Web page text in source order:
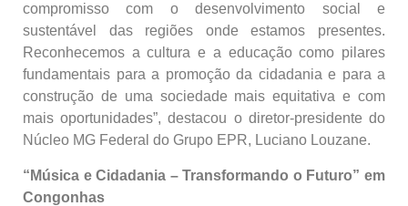
compromisso com o desenvolvimento social e
sustentável das regiões onde estamos presentes.
Reconhecemos a cultura e a educação como pilares
fundamentais para a promoção da cidadania e para a
construção de uma sociedade mais equitativa e com
mais oportunidades”, destacou o diretor-presidente do
Núcleo MG Federal do Grupo EPR, Luciano Louzane.
“Música e Cidadania – Transformando o Futuro” em
Congonhas